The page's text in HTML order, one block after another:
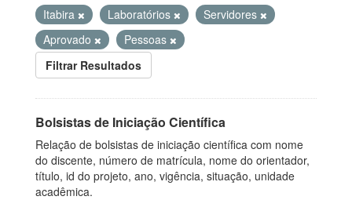
Itabira
Laboratórios
Servidores
Aprovado
Pessoas
Filtrar Resultados
Bolsistas de Iniciação Científica
Relação de bolsistas de iniciação científica com nome
do discente, número de matrícula, nome do orientador,
título, id do projeto, ano, vigência, situação, unidade
acadêmica.